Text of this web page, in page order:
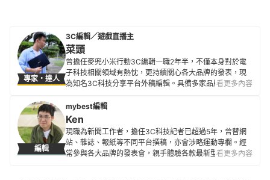
專家・達人
3C編輯／遊戲直播主
菜頭
曾擔任麥兜小米行動3C編輯一職2年半，不僅本身對於電
子科技相關領域有熱忱，更持續關心各大品牌的發表，現
為知名3C科技分享平台外稿編輯。具備多家品牌及多樣3C
等商品的最新潮流與性能設計，致力於提供更貼近使用者
需求的專業指引。
菜頭的簡介
看更多內容
編輯
mybest編輯
Ken
現職為新聞工作者，擔任3C科技記者已超過5年，曾替網
站、雜誌、報紙等不同平台撰稿，亦會涉略運動專欄。經
常參與各大品牌的發表會，親手體驗各款最新型的科技產
看更多內容